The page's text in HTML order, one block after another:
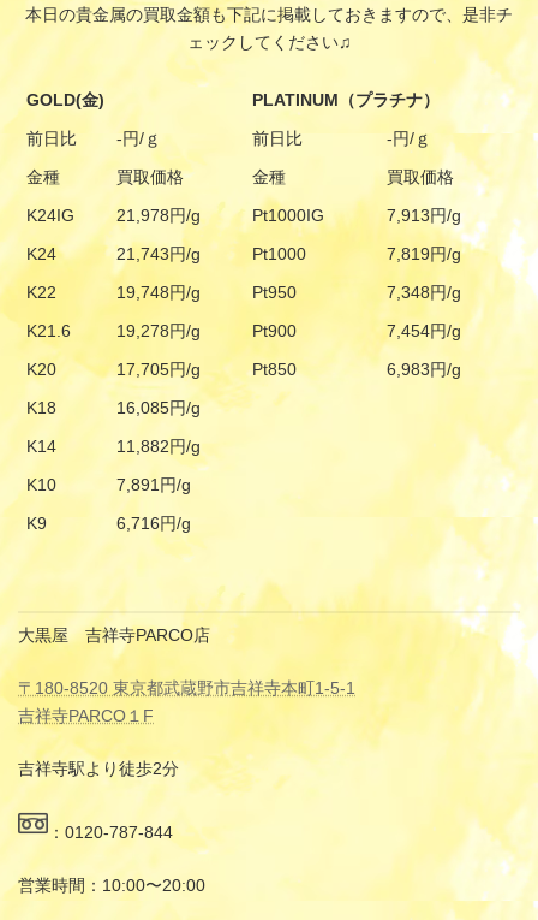
本日の貴金属の買取金額も下記に掲載しておきますので、是非チ
ェックしてください♫
GOLD(金)
PLATINUM（プラチナ）
前日比
-円/ｇ 前日比
-円/ｇ
金種
買取価格 金種
買取価格
K24IG
21,978円/g Pt1000IG
7,913円/g
K24
21,743円/g Pt1000
7,819円/g
K22
19,748円/g Pt950
7,348円/g
K21.6
19,278円/g Pt900
7,454円/g
K20
17,705円/g Pt850
6,983円/g
K18
16,085円/g
K14
11,882円/g
K10
7,891円/g
K9
6,716円/g
大黒屋 吉祥寺PARCO店
〒180-8520 東京都武蔵野市吉祥寺本町1-5-1
吉祥寺PARCO１F
吉祥寺駅より徒歩2分
：0120-787-844
営業時間：10:00〜20:00